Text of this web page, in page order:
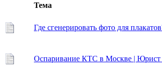
Тема
Где сгенерировать фото для
Оспаривание КТС в Москве |